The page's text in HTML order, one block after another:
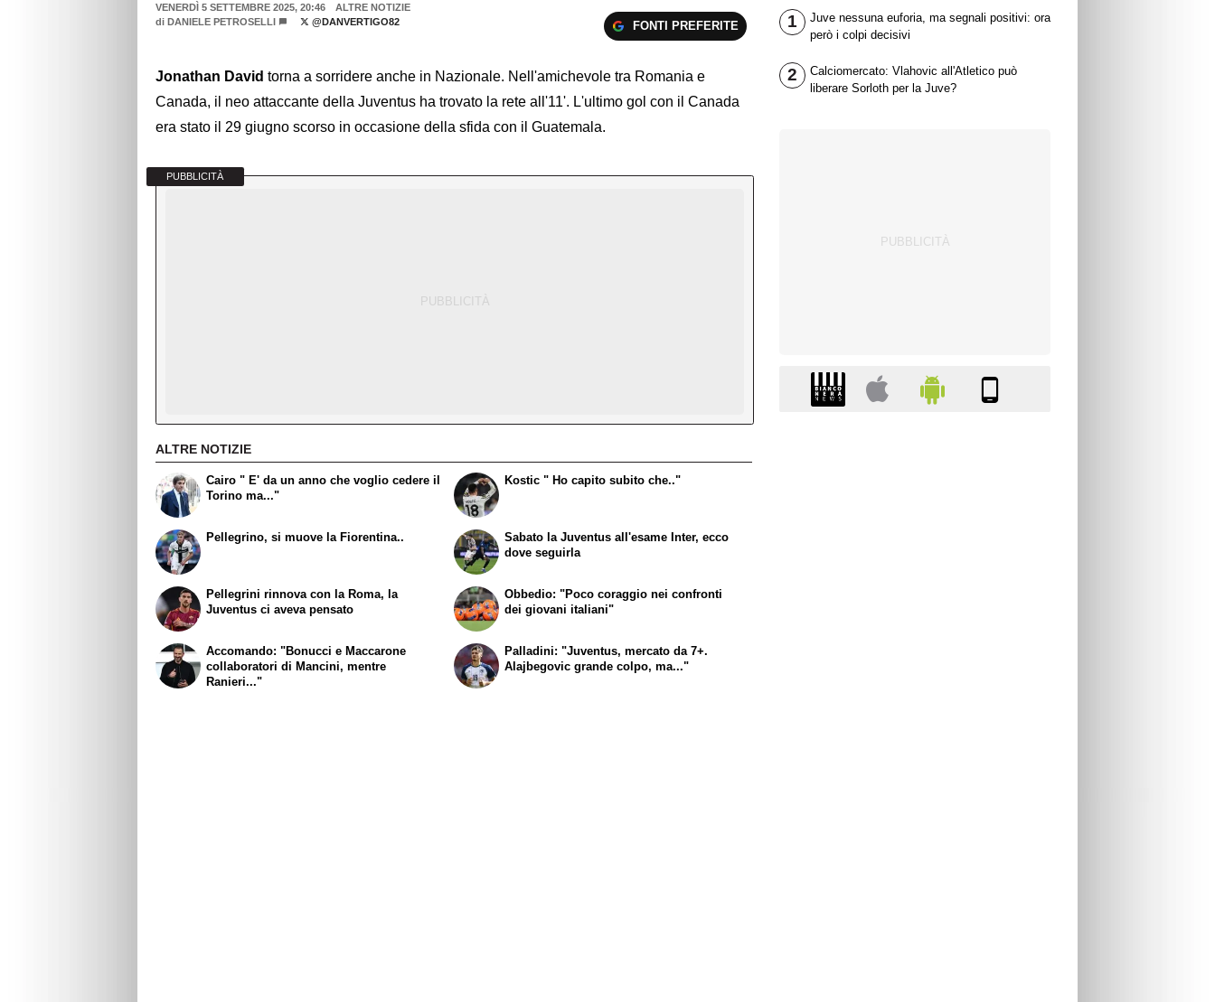
VENERDÌ 5 SETTEMBRE 2025, 20:46
ALTRE NOTIZIE
di DANIELE PETROSELLI @DANVERTIGO82 FONTI PREFERITE
Jonathan David torna a sorridere anche in Nazionale. Nell'amichevole tra Romania e
Canada, il neo attaccante della Juventus ha trovato la rete all'11'. L'ultimo gol con il Canada
era stato il 29 giugno scorso in occasione della sfida con il Guatemala.
PUBBLICITÀ
ALTRE NOTIZIE
Cairo " E' da un anno che voglio cedere il
Torino ma..."
Pellegrino, si muove la Fiorentina..
Kostic " Ho capito subito che.."
Sabato la Juventus all'esame Inter, ecco
dove seguirla
Pellegrini rinnova con la Roma, la
Juventus ci aveva pensato
Accomando: "Bonucci e Maccarone
collaboratori di Mancini, mentre
Ranieri..."
Obbedio: "Poco coraggio nei confronti
dei giovani italiani"
Palladini: "Juventus, mercato da 7+.
Alajbegovic grande colpo, ma..."
1
Juve nessuna euforia, ma segnali positivi: ora
però i colpi decisivi
2
Calciomercato: Vlahovic all'Atletico può
liberare Sorloth per la Juve?